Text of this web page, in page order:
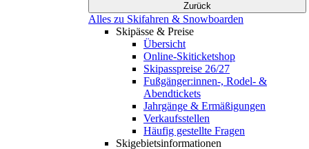
Zurück
Alles zu Skifahren & Snowboarden
Skipässe & Preise
Übersicht
Online-Skiticketshop
Skipasspreise 26/27
Fußgänger:innen-, Rodel- &
Abendtickets
Jahrgänge & Ermäßigungen
Verkaufsstellen
Häufig gestellte Fragen
Skigebiets­informationen